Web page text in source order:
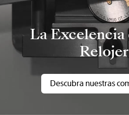
La Excelencia
Descubra nuestras